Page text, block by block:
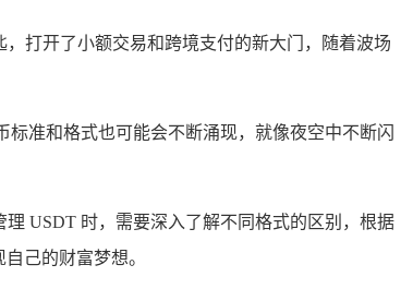
打开了小额交易和跨境支付的新大门，随着波场
准和格式也可能会不断涌现，就像夜空中不断闪
理 USDT 时，需要深入了解不同格式的区别，根据
己的财富梦想。